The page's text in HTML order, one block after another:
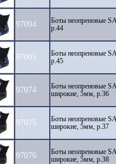
97094
Боты неопреновые
р.44
97095
Боты неопреновые
р.45
97074
Боты неопреновые
широкие, 5мм, р.36
97075
Боты неопреновые
широкие, 5мм, р.37
97076
Боты неопреновые
широкие, 5мм, р.38